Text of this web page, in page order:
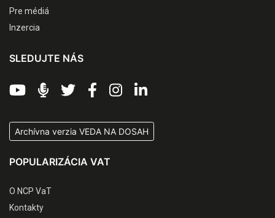
Pre médiá
Inzercia
SLEDUJTE NÁS
Archívna verzia VEDA NA DOSAH
POPULARIZÁCIA VAT
O NCP VaT
Kontakty